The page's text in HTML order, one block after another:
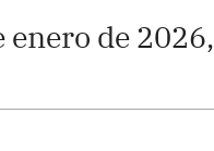
de 2026,